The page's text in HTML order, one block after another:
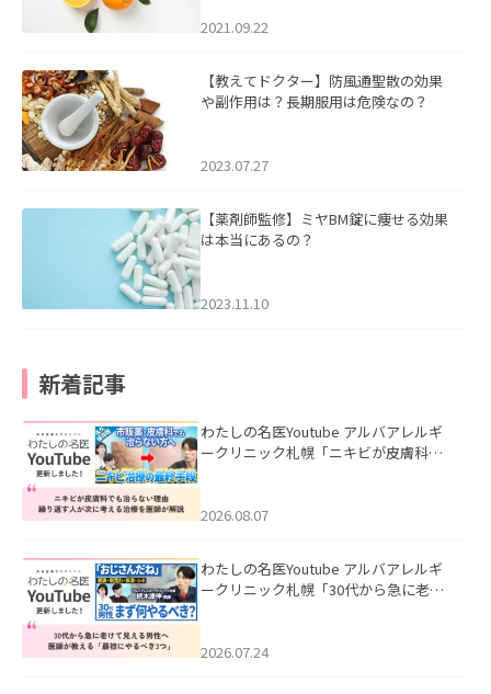
2021.09.22
【教えてドクター】防風通聖散の効果
や副作用は？長期服用は危険なの？
2023.07.27
【薬剤師監修】ミヤBM錠に痩せる効果
は本当にあるの？
2023.11.10
新着記事
わたしの名医Youtube アルバアレルギ
ークリニック札幌「ニキビが皮膚科で
ました。
2026.08.07
わたしの名医Youtube アルバアレルギ
ークリニック札幌「30代から急に老け
た。
2026.07.24